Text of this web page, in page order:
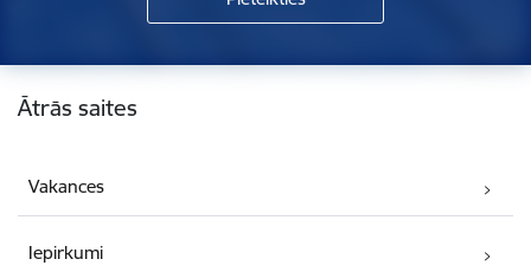
Kājene
Ātrās saites
Vakances
Iepirkumi